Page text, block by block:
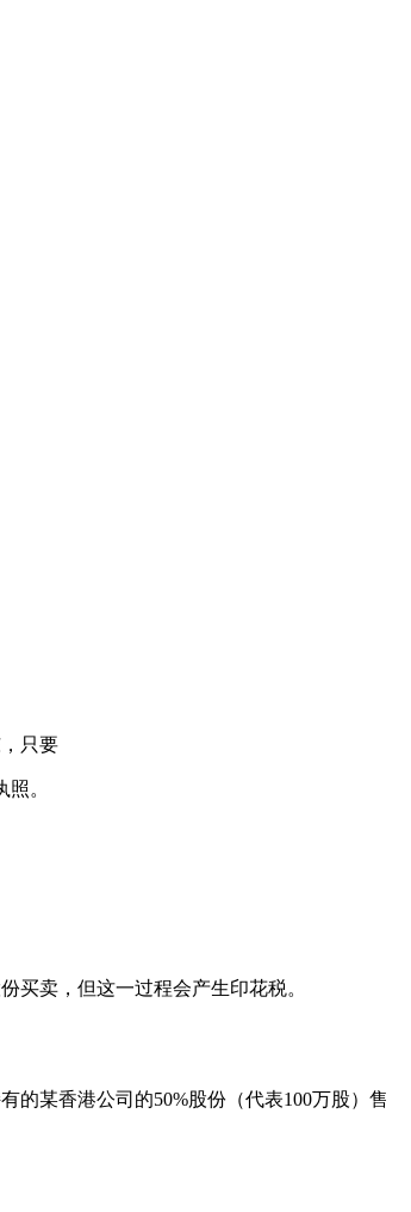
只要
。
买卖，但这一过程会产生印花税。
的某香港公司的50%股份（代表100万股）售